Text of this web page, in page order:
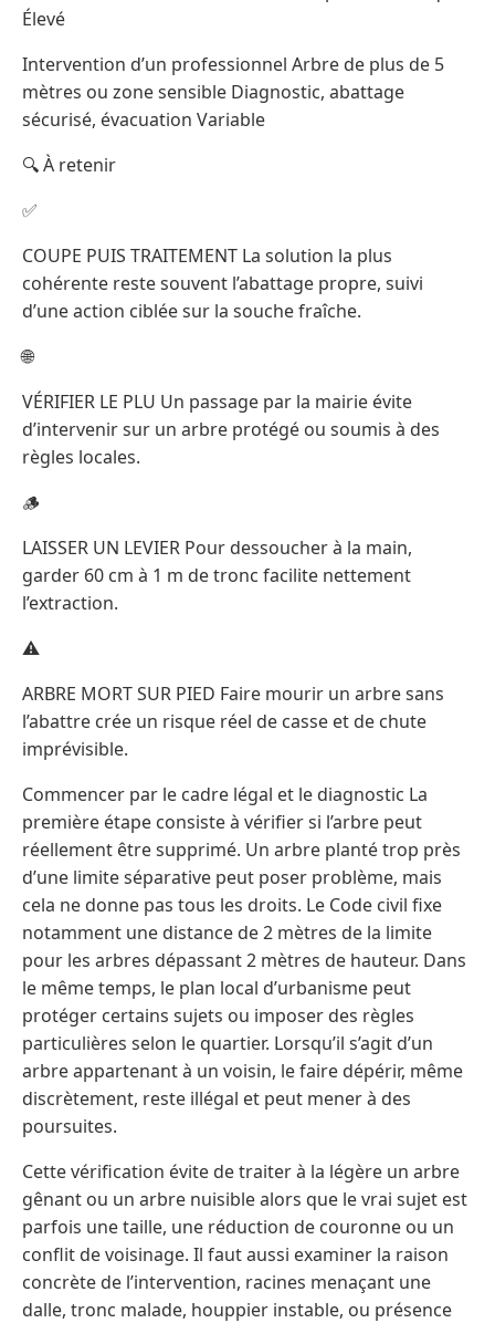
Élevé
Intervention d’un professionnel Arbre de plus de 5
mètres ou zone sensible Diagnostic, abattage
sécurisé, évacuation Variable
🔍 À retenir
✅
COUPE PUIS TRAITEMENT La solution la plus
cohérente reste souvent l’abattage propre, suivi
d’une action ciblée sur la souche fraîche.
🌐
VÉRIFIER LE PLU Un passage par la mairie évite
d’intervenir sur un arbre protégé ou soumis à des
règles locales.
🪵
LAISSER UN LEVIER Pour dessoucher à la main,
garder 60 cm à 1 m de tronc facilite nettement
l’extraction.
⚠️
ARBRE MORT SUR PIED Faire mourir un arbre sans
l’abattre crée un risque réel de casse et de chute
imprévisible.
Commencer par le cadre légal et le diagnostic La
première étape consiste à vérifier si l’arbre peut
réellement être supprimé. Un arbre planté trop près
d’une limite séparative peut poser problème, mais
cela ne donne pas tous les droits. Le Code civil fixe
notamment une distance de 2 mètres de la limite
pour les arbres dépassant 2 mètres de hauteur. Dans
le même temps, le plan local d’urbanisme peut
protéger certains sujets ou imposer des règles
particulières selon le quartier. Lorsqu’il s’agit d’un
arbre appartenant à un voisin, le faire dépérir, même
discrètement, reste illégal et peut mener à des
poursuites.
Cette vérification évite de traiter à la légère un arbre
gênant ou un arbre nuisible alors que le vrai sujet est
parfois une taille, une réduction de couronne ou un
conflit de voisinage. Il faut aussi examiner la raison
concrète de l’intervention, racines menaçant une
dalle, tronc malade, houppier instable, ou présence